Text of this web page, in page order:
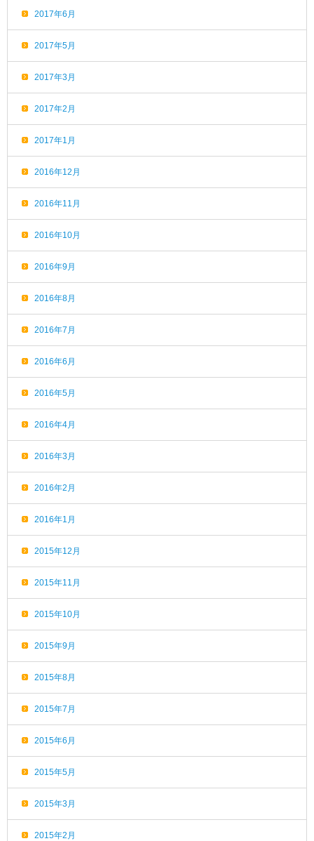
2017年6月
2017年5月
2017年3月
2017年2月
2017年1月
2016年12月
2016年11月
2016年10月
2016年9月
2016年8月
2016年7月
2016年6月
2016年5月
2016年4月
2016年3月
2016年2月
2016年1月
2015年12月
2015年11月
2015年10月
2015年9月
2015年8月
2015年7月
2015年6月
2015年5月
2015年3月
2015年2月